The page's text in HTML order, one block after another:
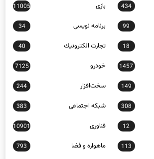
434 بازی 11005
99 برنامه نويسی 34
18 تجارت الكترونيك 40
1457 خودرو 7125
149 سخت‌افزار 244
308 شبكه اجتماعی 383
12 فناوری 10901
113 ماهواره و فضا 793